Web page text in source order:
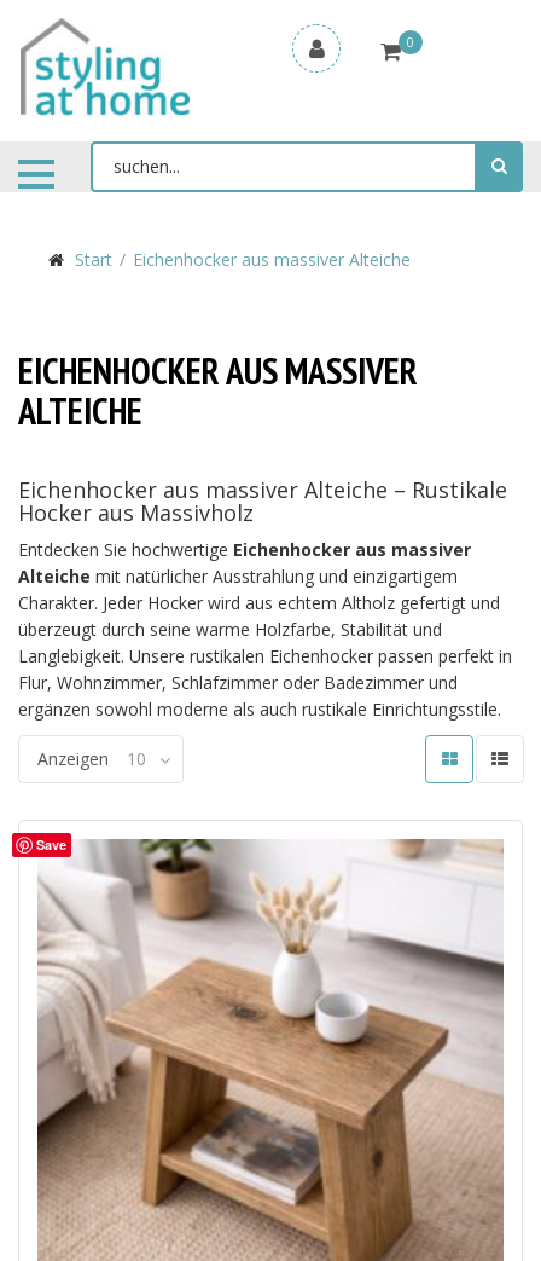
0
Start Eichenhocker aus massiver Alteiche
EICHENHOCKER AUS MASSIVER
ALTEICHE
Eichenhocker aus massiver Alteiche – Rustikale
Hocker aus Massivholz
Entdecken Sie hochwertige Eichenhocker aus massiver
Alteiche mit natürlicher Ausstrahlung und einzigartigem
Charakter. Jeder Hocker wird aus echtem Altholz gefertigt und
überzeugt durch seine warme Holzfarbe, Stabilität und
Langlebigkeit. Unsere rustikalen Eichenhocker passen perfekt in
Flur, Wohnzimmer, Schlafzimmer oder Badezimmer und
ergänzen sowohl moderne als auch rustikale Einrichtungsstile.
Anzeigen 10
Save